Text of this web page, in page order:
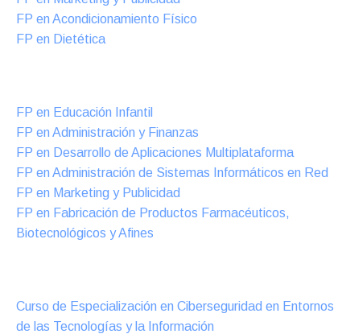
FP en Acondicionamiento Físico
FP en Dietética
FP en Educación Infantil
FP en Administración y Finanzas
FP en Desarrollo de Aplicaciones Multiplataforma
FP en Administración de Sistemas Informáticos en Red
FP en Marketing y Publicidad
FP en Fabricación de Productos Farmacéuticos,
Biotecnológicos y Afines
Curso de Especialización en Ciberseguridad en Entornos
de las Tecnologías y la Información